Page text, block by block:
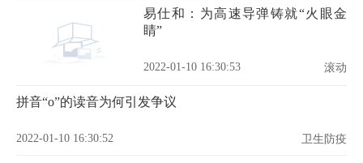
易仕和：为高速导弹铸就“火眼金
睛”
2022-01-10 16:30:53 滚动
拼音“o”的读音为何引发争议
2022-01-10 16:30:52 卫生防疫